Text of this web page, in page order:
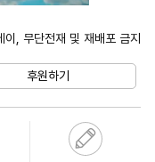
, 무단전재 및 재배포 금지
후원하기